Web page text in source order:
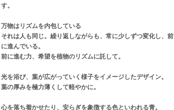
す。
万物はリズムを内包している
それは人も同じ。繰り返しながらも、常に少しずつ変化し、前
に進んでいる。
前に進む力、希望を植物のリズムに託して。
光を浴び、葉が広がっていく様子をイメージしたデザイン。
葉の厚みを極力薄くして軽やかに。
心を落ち着かせたり、安らぎを象徴する色といわれる青。